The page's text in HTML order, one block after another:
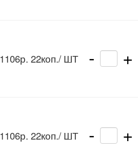
1106р. 22коп./ ШТ - +
1106р. 22коп./ ШТ - +